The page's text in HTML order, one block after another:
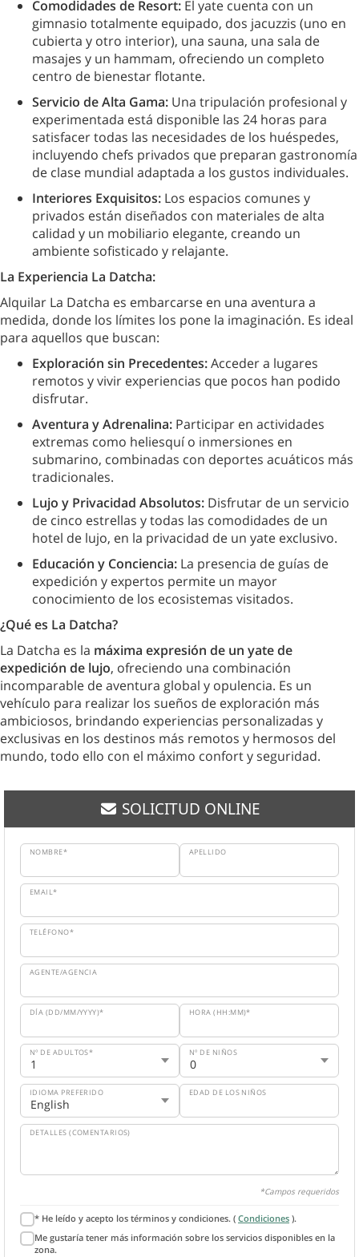
Comodidades de Resort: El yate cuenta con un
gimnasio totalmente equipado, dos jacuzzis (uno en
cubierta y otro interior), una sauna, una sala de
masajes y un hammam, ofreciendo un completo
centro de bienestar flotante.
Servicio de Alta Gama: Una tripulación profesional y
experimentada está disponible las 24 horas para
satisfacer todas las necesidades de los huéspedes,
incluyendo chefs privados que preparan gastronomía
de clase mundial adaptada a los gustos individuales.
Interiores Exquisitos: Los espacios comunes y
privados están diseñados con materiales de alta
calidad y un mobiliario elegante, creando un
ambiente sofisticado y relajante.
La Experiencia La Datcha:
Alquilar La Datcha es embarcarse en una aventura a
medida, donde los límites los pone la imaginación. Es ideal
para aquellos que buscan:
Exploración sin Precedentes:Acceder a lugares
remotos y vivir experiencias que pocos han podido
disfrutar.
Aventura y Adrenalina: Participar en actividades
extremas como heliesquí o inmersiones en
submarino, combinadas con deportes acuáticos más
tradicionales.
Lujo y Privacidad Absolutos: Disfrutar de un servicio
de cinco estrellas y todas las comodidades de un
hotel de lujo, en la privacidad de un yate exclusivo.
Educación y Conciencia: La presencia de guías de
expedición y expertos permite un mayor
conocimiento de los ecosistemas visitados.
¿Qué es La Datcha?
La Datcha es la máxima expresión de un yate de
expedición de lujo, ofreciendo una combinación
incomparable de aventura global y opulencia. Es un
vehículo para realizar los sueños de exploración más
ambiciosos, brindando experiencias personalizadas y
exclusivas en los destinos más remotos y hermosos del
mundo, todo ello con el máximo confort y seguridad.
SOLICITUD ONLINE
NOMBRE* APELLIDO
EMAIL*
TELÉFONO*
AGENTE/AGENCIA
DÍA (DD/MM/YYYY)* HORA (HH:MM)*
Nº DE ADULTOS* Nº DE NIÑOS
IDIOMA PREFERIDO EDAD DE LOS NIÑOS
DETALLES (COMENTARIOS)
*Campos requeridos
* He leído y acepto los términos y condiciones. ( Condiciones ).
Me gustaría tener más información sobre los servicios disponibles en la
zona.